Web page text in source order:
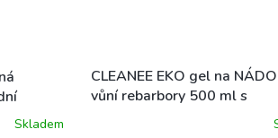
Skladem
CLEANEE EKO gel na
vůní rebarbory 500 ml s